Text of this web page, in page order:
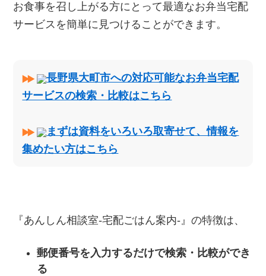
お食事を召し上がる方にとって最適なお弁当宅配
サービスを簡単に見つけることができます。
長野県大町市への対応可能なお弁当宅配
サービスの検索・比較はこちら
まずは資料をいろいろ取寄せて、情報を
集めたい方はこちら
『あんしん相談室‐宅配ごはん案内‐』の特徴は、
郵便番号を入力するだけで検索・比較ができ
る